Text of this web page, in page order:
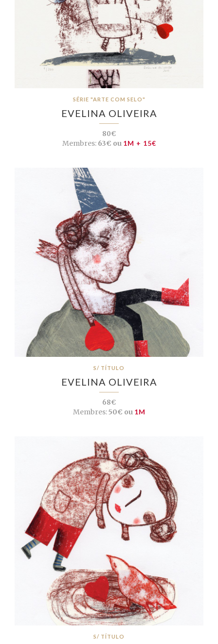
SÉRIE "ARTE COM SELO"
EVELINA OLIVEIRA
80€
Membres:63€ ou 1M + 15€
S/ TÍTULO
EVELINA OLIVEIRA
68€
Membres:50€ ou 1M
S/ TÍTULO